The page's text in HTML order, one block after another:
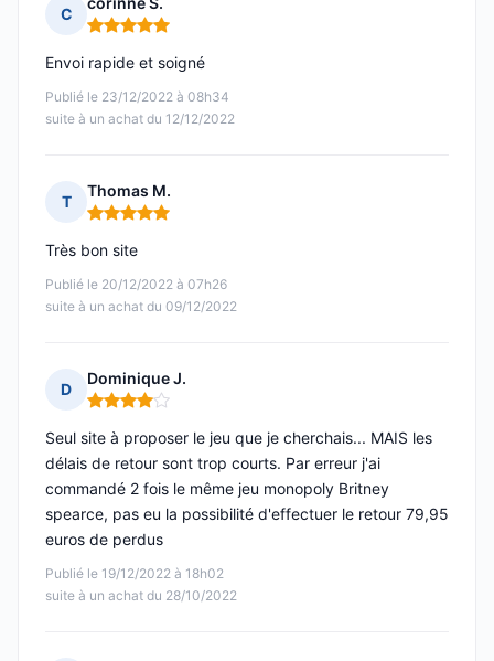
C
Note : 5 sur 5
Publié le 23/12/2022 à 08h34
suite à un achat du 12/12/2022
Envoi rapide et soigné
T
Thomas M.
Note : 5 sur 5
Publié le 20/12/2022 à 07h26
suite à un achat du 09/12/2022
Très bon site
D
Dominique J.
Note : 4 sur 5
Publié le 19/12/2022 à 18h02
suite à un achat du 28/10/2022
Seul site à proposer le jeu que je cherchais... MAIS les
délais de retour sont trop courts. Par erreur j'ai
commandé 2 fois le même jeu monopoly Britney
spearce, pas eu la possibilité d'effectuer le retour 79,95
euros de perdus